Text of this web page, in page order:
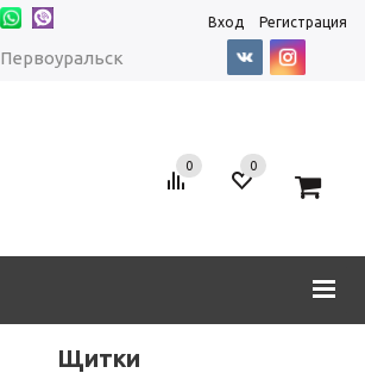
Первоуральск
Вход Регистрация
0 0
Щитки